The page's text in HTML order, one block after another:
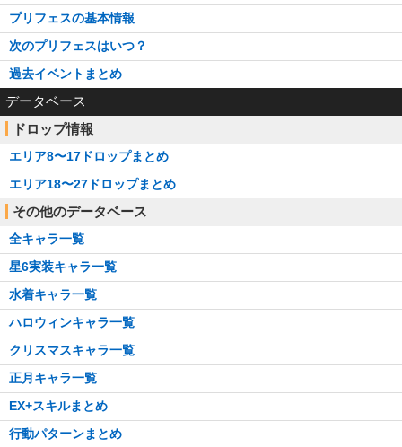
プリフェスの基本情報
次のプリフェスはいつ？
過去イベントまとめ
データベース
ドロップ情報
エリア8〜17ドロップまとめ
エリア18〜27ドロップまとめ
その他のデータベース
全キャラ一覧
星6実装キャラ一覧
水着キャラ一覧
ハロウィンキャラ一覧
クリスマスキャラ一覧
正月キャラ一覧
EX+スキルまとめ
行動パターンまとめ